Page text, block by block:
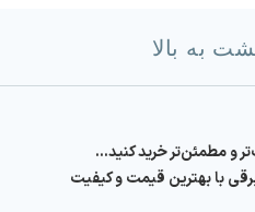
به بالا
و مطمئن‌تر خرید کنید…
با بهترین قیمت و کیفیت